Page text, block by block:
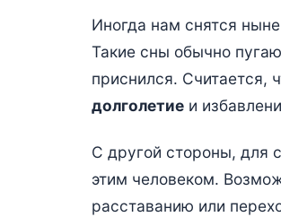
Иногда нам снятся
Такие сны обычно
приснился. Считается,
долголетие и
С другой стороны, для
этим человеком.
расставанию или